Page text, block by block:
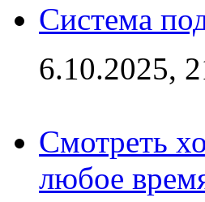
Система
6.10.2025,
Смотреть
любое